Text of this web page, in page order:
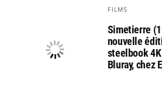
FILMS
Simetierre
nouvelle
steelbook 4K
Bluray, chez